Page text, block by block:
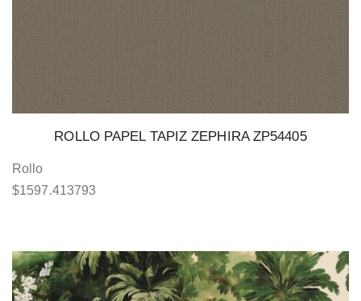
ROLLO PAPEL TAPIZ ZEPHIRA ZP54405
Rollo
$1597.413793